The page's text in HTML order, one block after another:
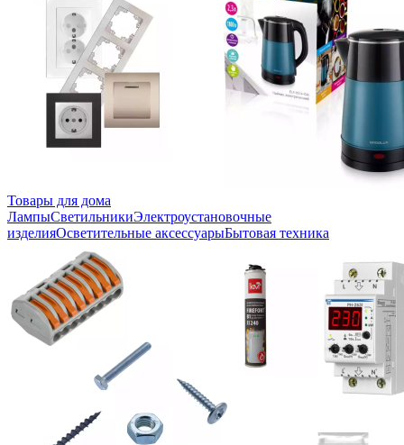
Товары для дома
ЛампыСветильникиЭлектроустановочные
изделияОсветительные аксессуарыБытовая техника